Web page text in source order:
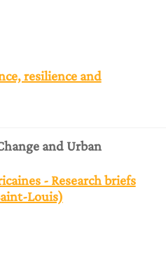
resilience and
and Urban
- Research briefs
Louis)